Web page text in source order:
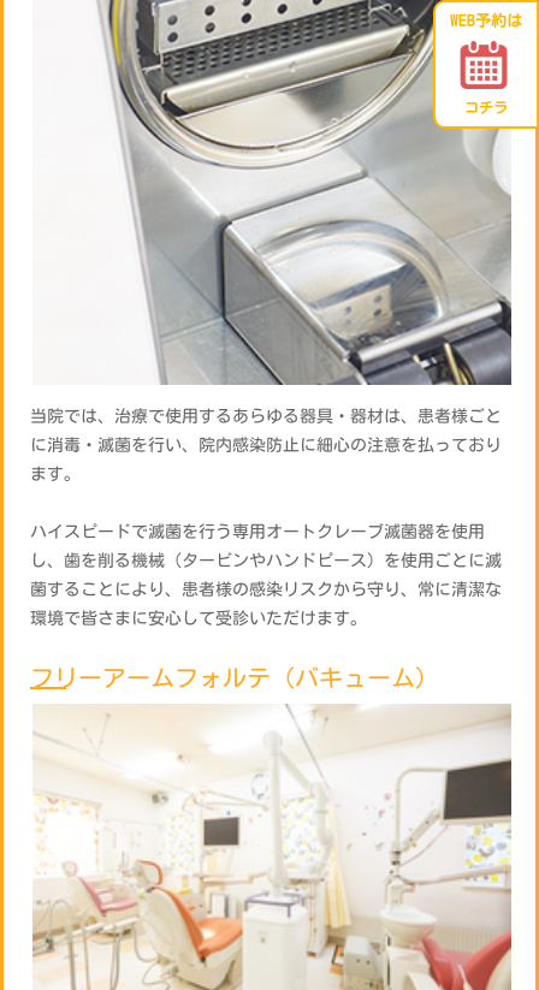
WEB予約は
コチラ
当院では、治療で使用するあらゆる器具・器材は、患者様ごと
に消毒・滅菌を行い、院内感染防止に細心の注意を払っており
ます。
ハイスピードで滅菌を行う専用オートクレーブ滅菌器を使用
し、歯を削る機械（タービンやハンドピース）を使用ごとに滅
菌することにより、患者様の感染リスクから守り、常に清潔な
環境で皆さまに安心して受診いただけます。
フリーアームフォルテ（バキューム）